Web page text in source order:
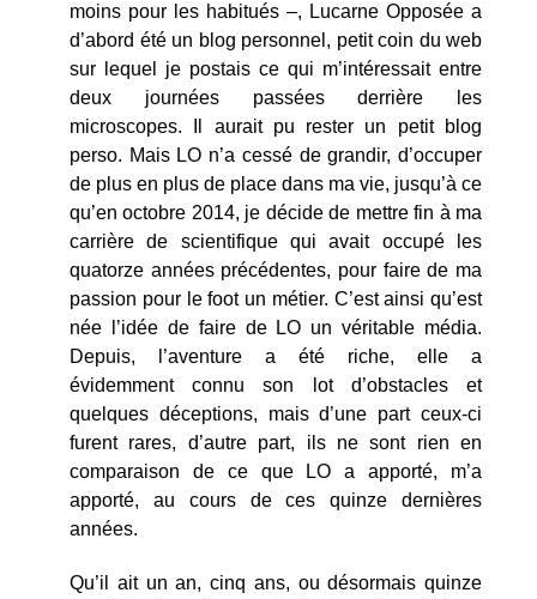
moins pour les habitués –, Lucarne Opposée a
d’abord été un blog personnel, petit coin du web
sur lequel je postais ce qui m’intéressait entre
deux journées passées derrière les
microscopes. Il aurait pu rester un petit blog
perso. Mais LO n’a cessé de grandir, d’occuper
de plus en plus de place dans ma vie, jusqu’à ce
qu’en octobre 2014, je décide de mettre fin à ma
carrière de scientifique qui avait occupé les
quatorze années précédentes, pour faire de ma
passion pour le foot un métier. C’est ainsi qu’est
née l’idée de faire de LO un véritable média.
Depuis, l’aventure a été riche, elle a
évidemment connu son lot d’obstacles et
quelques déceptions, mais d’une part ceux-ci
furent rares, d’autre part, ils ne sont rien en
comparaison de ce que LO a apporté, m’a
apporté, au cours de ces quinze dernières
années.
Qu’il ait un an, cinq ans, ou désormais quinze